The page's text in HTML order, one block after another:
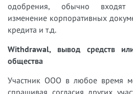
одобрения, обычно входят
изменение корпоративных
кредита и т.д.
Withdrawal, вывод средств
общества
Участник ООО в любое время
спрашивая согласия других